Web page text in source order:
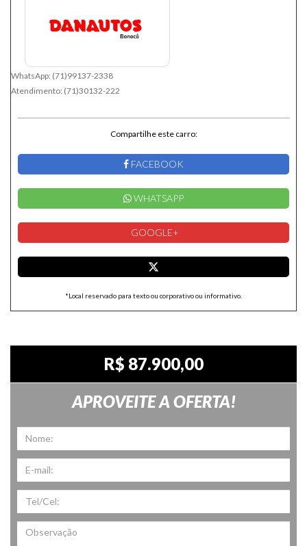
WhatsApp: (71)99137-2338
Atendimento: (71)30132-222
Compartilhe este carro:
FACEBOOK
WHATSAPP
GOOGLE+
*Local reservado para texto ou corporativo ou informativo.
R$ 87.900,00
APROVEITE A OFERTA!